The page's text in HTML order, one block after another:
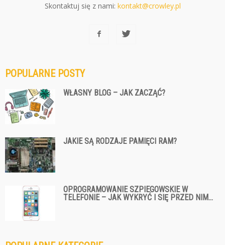
Skontaktuj się z nami: kontakt@crowley.pl
POPULARNE POSTY
WŁASNY BLOG – JAK ZACZĄĆ?
JAKIE SĄ RODZAJE PAMIĘCI RAM?
OPROGRAMOWANIE SZPIEGOWSKIE W
TELEFONIE – JAK WYKRYĆ I SIĘ PRZED NIM...